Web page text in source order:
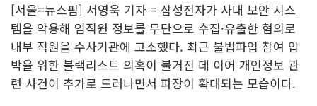
[서울=뉴스핌] 서영욱 기자 = 삼성전자가 사내 보안 시스
템을 악용해 임직원 정보를 무단으로 수집·유출한 혐의로
내부 직원을 수사기관에 고소했다. 최근 불법파업 참여 압
박을 위한 블랙리스트 의혹이 불거진 데 이어 개인정보 관
련 사건이 추가로 드러나면서 파장이 확대되는 모습이다.